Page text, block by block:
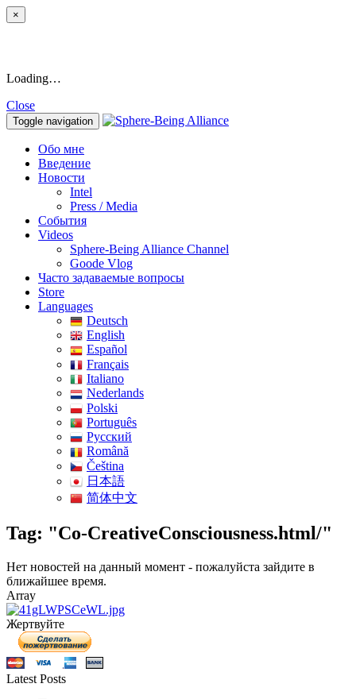
×
Loading…
Close
Toggle navigation
Обо мне
Введение
Новости
Intel
Press / Media
События
Videos
Sphere-Being Alliance Channel
Goode Vlog
Часто задаваемые вопросы
Store
Languages
Deutsch
English
Español
Français
Italiano
Nederlands
Polski
Português
Pусский
Română
Čeština
日本語
简体中文
Tag: "Co-CreativeConsciousness.html/"
Нет новостей на данный момент - пожалуйста зайдите в
ближайшее время.
Array
Жертвуйте
Latest Posts